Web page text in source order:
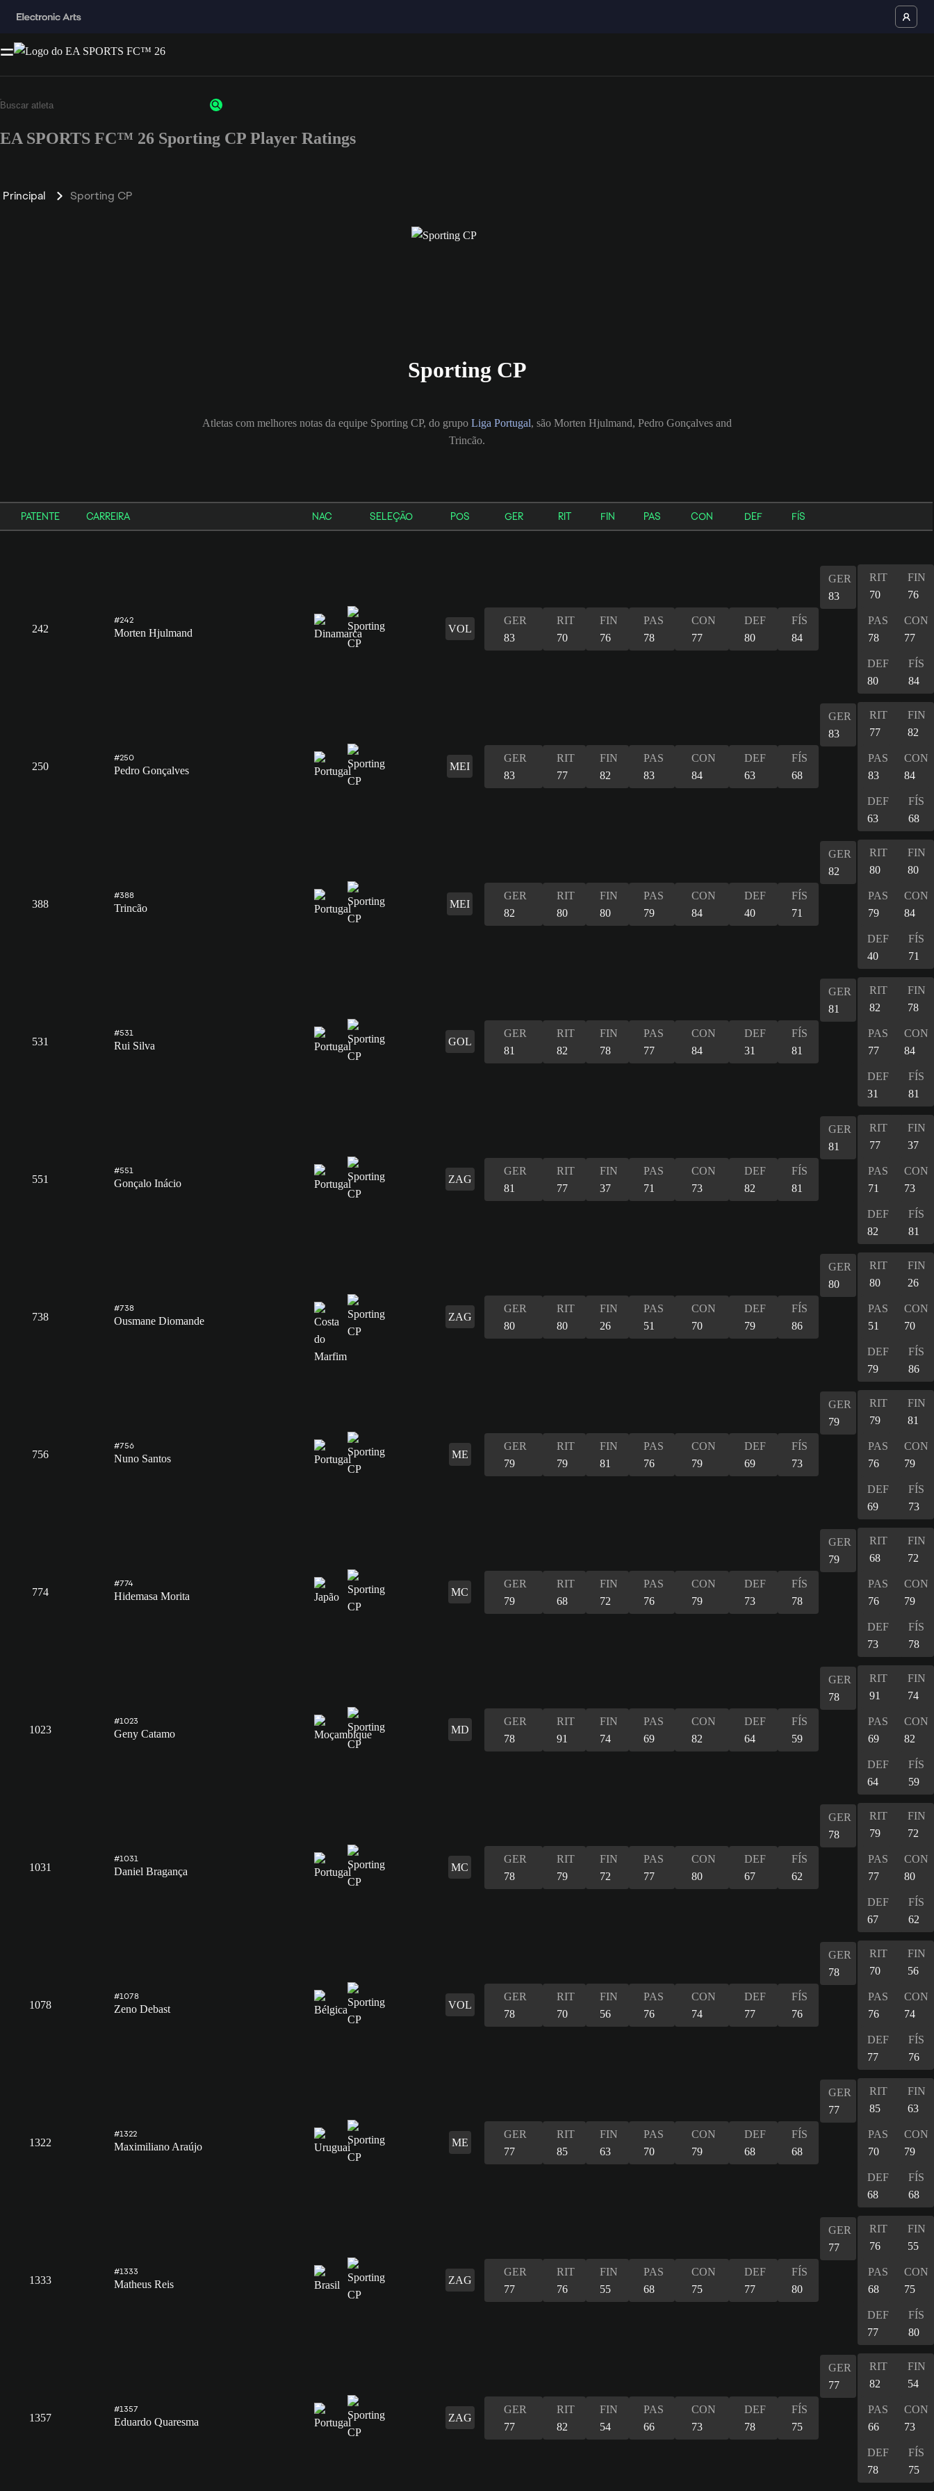
EA SPORTS FC™ 26 Sporting CP Player Ratings
Principal Sporting CP
Sporting CP
Atletas com melhores notas da equipe Sporting CP, do grupo Liga Portugal, são Morten Hjulmand, Pedro Gonçalves and
Trincão.
PATENTE CARREIRA NAC SELEÇÃO POS GER RIT FIN PAS CON DEF FÍS
242
#242
Morten Hjulmand VOL
GER
83
RIT
70
FIN
76
PAS
78
CON
77
DEF
80
FÍS
84
GER
83
RIT
70
FIN
76
PAS
78
CON
77
DEF
80
FÍS
84
250
#250
Pedro Gonçalves MEI
GER
83
RIT
77
FIN
82
PAS
83
CON
84
DEF
63
FÍS
68
GER
83
RIT
77
FIN
82
PAS
83
CON
84
DEF
63
FÍS
68
388
#388
Trincão MEI
GER
82
RIT
80
FIN
80
PAS
79
CON
84
DEF
40
FÍS
71
GER
82
RIT
80
FIN
80
PAS
79
CON
84
DEF
40
FÍS
71
531
#531
Rui Silva GOL
GER
81
RIT
82
FIN
78
PAS
77
CON
84
DEF
31
FÍS
81
GER
81
RIT
82
FIN
78
PAS
77
CON
84
DEF
31
FÍS
81
551
#551
Gonçalo Inácio ZAG
GER
81
RIT
77
FIN
37
PAS
71
CON
73
DEF
82
FÍS
81
GER
81
RIT
77
FIN
37
PAS
71
CON
73
DEF
82
FÍS
81
738
#738
Ousmane Diomande ZAG
GER
80
RIT
80
FIN
26
PAS
51
CON
70
DEF
79
FÍS
86
GER
80
RIT
80
FIN
26
PAS
51
CON
70
DEF
79
FÍS
86
756
#756
Nuno Santos ME
GER
79
RIT
79
FIN
81
PAS
76
CON
79
DEF
69
FÍS
73
GER
79
RIT
79
FIN
81
PAS
76
CON
79
DEF
69
FÍS
73
774
#774
Hidemasa Morita MC
GER
79
RIT
68
FIN
72
PAS
76
CON
79
DEF
73
FÍS
78
GER
79
RIT
68
FIN
72
PAS
76
CON
79
DEF
73
FÍS
78
1023
#1023
Geny Catamo MD
GER
78
RIT
91
FIN
74
PAS
69
CON
82
DEF
64
FÍS
59
GER
78
RIT
91
FIN
74
PAS
69
CON
82
DEF
64
FÍS
59
1031
#1031
Daniel Bragança MC
GER
78
RIT
79
FIN
72
PAS
77
CON
80
DEF
67
FÍS
62
GER
78
RIT
79
FIN
72
PAS
77
CON
80
DEF
67
FÍS
62
1078
#1078
Zeno Debast VOL
GER
78
RIT
70
FIN
56
PAS
76
CON
74
DEF
77
FÍS
76
GER
78
RIT
70
FIN
56
PAS
76
CON
74
DEF
77
FÍS
76
1322
#1322
Maximiliano Araújo ME
GER
77
RIT
85
FIN
63
PAS
70
CON
79
DEF
68
FÍS
68
GER
77
RIT
85
FIN
63
PAS
70
CON
79
DEF
68
FÍS
68
1333
#1333
Matheus Reis ZAG
GER
77
RIT
76
FIN
55
PAS
68
CON
75
DEF
77
FÍS
80
GER
77
RIT
76
FIN
55
PAS
68
CON
75
DEF
77
FÍS
80
1357
#1357
Eduardo Quaresma ZAG
GER
77
RIT
82
FIN
54
PAS
66
CON
73
DEF
78
FÍS
75
GER
77
RIT
82
FIN
54
PAS
66
CON
73
DEF
78
FÍS
75